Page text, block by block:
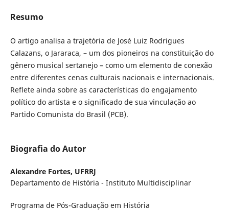
Resumo
O artigo analisa a trajetória de José Luiz Rodrigues
Calazans, o Jararaca, – um dos pioneiros na constituição do
gênero musical sertanejo – como um elemento de conexão
entre diferentes cenas culturais nacionais e internacionais.
Reflete ainda sobre as características do engajamento
político do artista e o significado de sua vinculação ao
Partido Comunista do Brasil (PCB).
Biografia do Autor
Alexandre Fortes, UFRRJ
Departamento de História - Instituto Multidisciplinar
Programa de Pós-Graduação em História